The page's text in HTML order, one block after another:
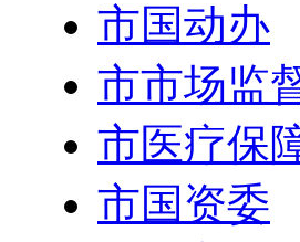
市国动办
市市场监
市医疗保
市国资委